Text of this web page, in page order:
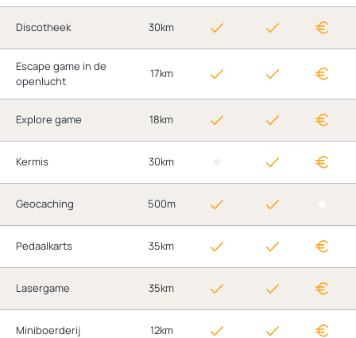
Discotheek 30km
Escape game in de
openlucht
17km
Explore game 18km
Kermis 30km
Geocaching 500m
Pedaalkarts 35km
Lasergame 35km
Miniboerderij 12km